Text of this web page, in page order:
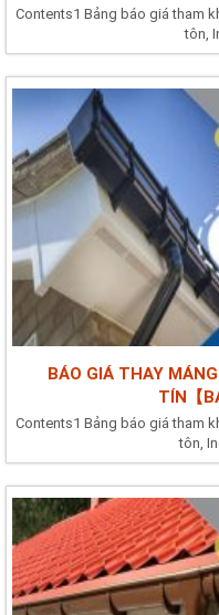
Contents1 Bảng báo giá tham
tôn,
BÁO GIÁ THAY
TÍN【
Contents1 Bảng báo giá tham
tôn,